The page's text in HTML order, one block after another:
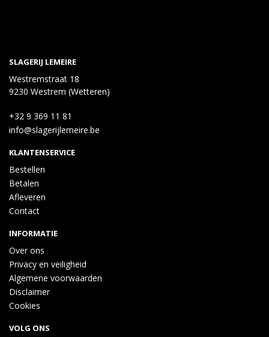
SLAGERIJ LEMEIRE
Westremstraat 18
9230 Westrem (Wetteren)
+32 9 369 11 81
info@slagerijlemeire.be
KLANTENSERVICE
Bestellen
Betalen
Afleveren
Contact
INFORMATIE
Over ons
Privacy en veiligheid
Algemene voorwaarden
Disclaimer
Cookies
VOLG ONS